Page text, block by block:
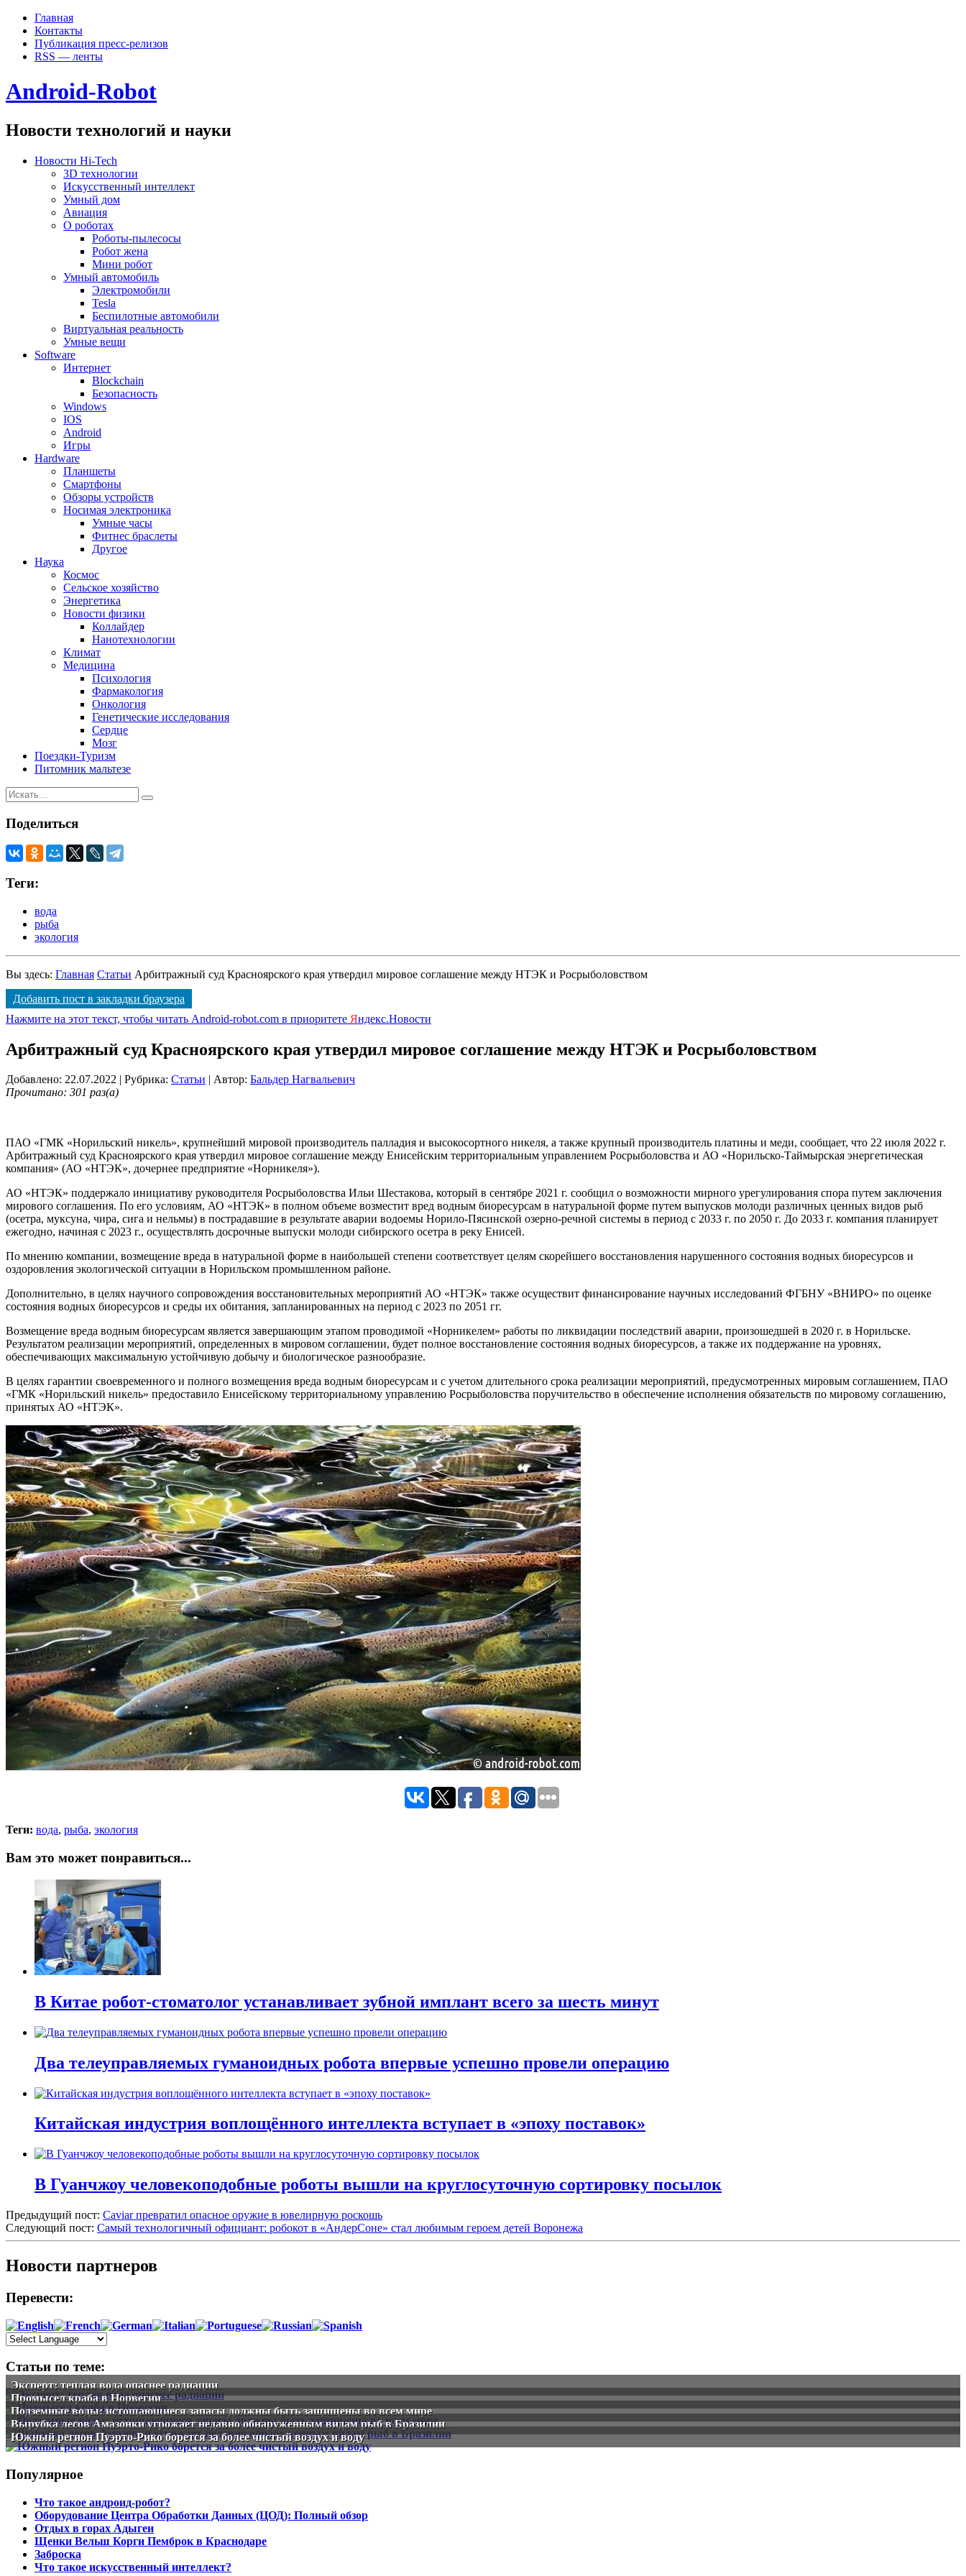
Главная
Контакты
Публикация пресс-релизов
RSS — ленты
Android-Robot
Новости технологий и науки
Новости Hi-Tech
3D технологии
Искусственный интеллект
Умный дом
Авиация
О роботах
Роботы-пылесосы
Робот жена
Мини робот
Умный автомобиль
Электромобили
Tesla
Беспилотные автомобили
Виртуальная реальность
Умные вещи
Software
Интернет
Blockchain
Безопасность
Windows
IOS
Android
Игры
Hardware
Планшеты
Смартфоны
Обзоры устройств
Носимая электроника
Умные часы
Фитнес браслеты
Другое
Наука
Космос
Сельское хозяйство
Энергетика
Новости физики
Коллайдер
Нанотехнологии
Климат
Медицина
Психология
Фармакология
Онкология
Генетические исследования
Сердце
Мозг
Поездки-Туризм
Питомник мальтезе
Поделиться
Теги:
вода
рыба
экология
Вы здесь: Главная Статьи Арбитражный суд Красноярского края утвердил мировое соглашение между НТЭК и Росрыболовством
Добавить пост в закладки браузера
Нажмите на этот текст, чтобы читать Android-robot.com в приоритете Яндекс.Новости
Арбитражный суд Красноярского края утвердил мировое соглашение между НТЭК и Росрыболовством
Добавлено: 22.07.2022 | Рубрика: Статьи | Автор: Бальдер Нагвальевич
Прочитано: 301 раз(а)
ПАО «ГМК «Норильский никель», крупнейший мировой производитель палладия и высокосортного никеля, а также крупный производитель платины и меди, сообщает, что 22 июля 2022 г.
Арбитражный суд Красноярского края утвердил мировое соглашение между Енисейским территориальным управлением Росрыболовства и АО «Норильско-Таймырская энергетическая
компания» (АО «НТЭК», дочернее предприятие «Норникеля»).
АО «НТЭК» поддержало инициативу руководителя Росрыболовства Ильи Шестакова, который в сентябре 2021 г. сообщил о возможности мирного урегулирования спора путем заключения
мирового соглашения. По его условиям, АО «НТЭК» в полном объеме возместит вред водным биоресурсам в натуральной форме путем выпусков молоди различных ценных видов рыб
(осетра, муксуна, чира, сига и нельмы) в пострадавшие в результате аварии водоемы Норило-Пясинской озерно-речной системы в период с 2033 г. по 2050 г. До 2033 г. компания планирует
ежегодно, начиная с 2023 г., осуществлять досрочные выпуски молоди сибирского осетра в реку Енисей.
По мнению компании, возмещение вреда в натуральной форме в наибольшей степени соответствует целям скорейшего восстановления нарушенного состояния водных биоресурсов и
оздоровления экологической ситуации в Норильском промышленном районе.
Дополнительно, в целях научного сопровождения восстановительных мероприятий АО «НТЭК» также осуществит финансирование научных исследований ФГБНУ «ВНИРО» по оценке
состояния водных биоресурсов и среды их обитания, запланированных на период с 2023 по 2051 гг.
Возмещение вреда водным биоресурсам является завершающим этапом проводимой «Норникелем» работы по ликвидации последствий аварии, произошедшей в 2020 г. в Норильске.
Результатом реализации мероприятий, определенных в мировом соглашении, будет полное восстановление состояния водных биоресурсов, а также их поддержание на уровнях,
обеспечивающих максимальную устойчивую добычу и биологическое разнообразие.
В целях гарантии своевременного и полного возмещения вреда водным биоресурсам и с учетом длительного срока реализации мероприятий, предусмотренных мировым соглашением, ПАО
«ГМК «Норильский никель» предоставило Енисейскому территориальному управлению Росрыболовства поручительство в обеспечение исполнения обязательств по мировому соглашению,
принятых АО «НТЭК».
Теги: вода, рыба, экология
Вам это может понравиться...
В Китае робот-стоматолог устанавливает зубной имплант всего за шесть минут
Два телеуправляемых гуманоидных робота впервые успешно провели операцию
Китайская индустрия воплощённого интеллекта вступает в «эпоху поставок»
В Гуанчжоу человекоподобные роботы вышли на круглосуточную сортировку посылок
Предыдущий пост: Caviar превратил опасное оружие в ювелирную роскошь
Следующий пост: Самый технологичный официант: робокот в «АндерСоне» стал любимым героем детей Воронежа
Новости партнеров
Перевести:
Статьи по теме:
Эксперт: теплая вода опаснее радиации
Промысел краба в Норвегии
Подземные воды: истощающиеся запасы должны быть защищены во всем мире
Вырубка лесов Амазонки угрожает недавно обнаруженным видам рыб в Бразилии
Южный регион Пуэрто-Рико борется за более чистый воздух и воду
Популярное
Что такое андроид-робот?
Оборудование Центра Обработки Данных (ЦОД): Полный обзор
Отдых в горах Адыгеи
Щенки Вельш Корги Пемброк в Краснодаре
Заброска
Что такое искусственный интеллект?